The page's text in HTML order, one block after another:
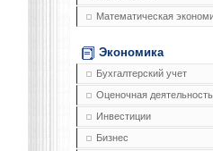
Математическая
Экономика
Бухгалтерский учет
Оценочная деятельность
Инвестиции
Бизнес